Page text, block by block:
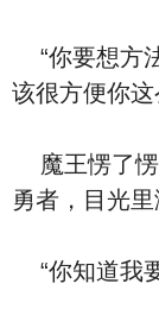
“你要想方
该很方便你这
魔王愣了愣
勇者，目光里
“你知道我